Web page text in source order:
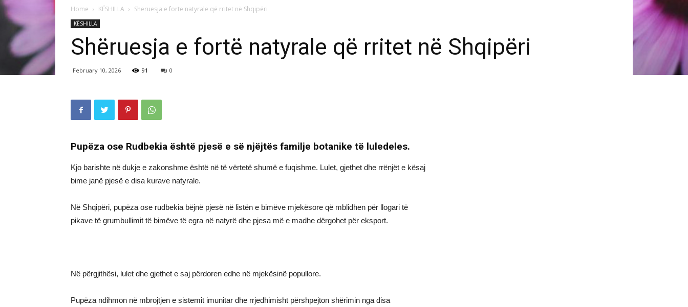
Home KËSHILLA Shëruesja e fortë natyrale që rritet në Shqipëri
KËSHILLA
Shëruesja e fortë natyrale që rritet në Shqipëri
February 10, 2026 91 0
Pupëza ose Rudbekia është pjesë e së njëjtës familje botanike të luledeles.
Kjo barishte në dukje e zakonshme është në të vërtetë shumë e fuqishme. Lulet, gjethet dhe rrënjët e kësaj
bime janë pjesë e disa kurave natyrale.
Në Shqipëri, pupëza ose rudbekia bëjnë pjesë në listën e bimëve mjekësore që mblidhen për llogari të
pikave të grumbullimit të bimëve të egra në natyrë dhe pjesa më e madhe dërgohet për eksport.
Në përgjithësi, lulet dhe gjethet e saj përdoren edhe në mjekësinë popullore.
Pupëza ndihmon në mbrojtjen e sistemit imunitar dhe rrjedhimisht përshpejton shërimin nga disa